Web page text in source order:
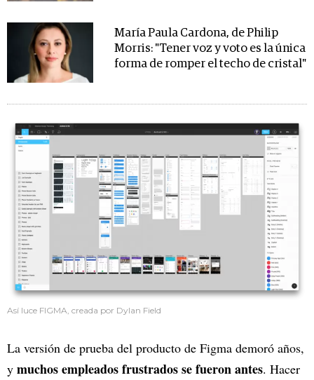
María Paula Cardona, de Philip
Morris: "Tener voz y voto es la única
forma de romper el techo de cristal"
Así luce FIGMA, creada por Dylan Field
La versión de prueba del producto de Figma demoró años,
y muchos empleados frustrados se fueron antes. Hacer